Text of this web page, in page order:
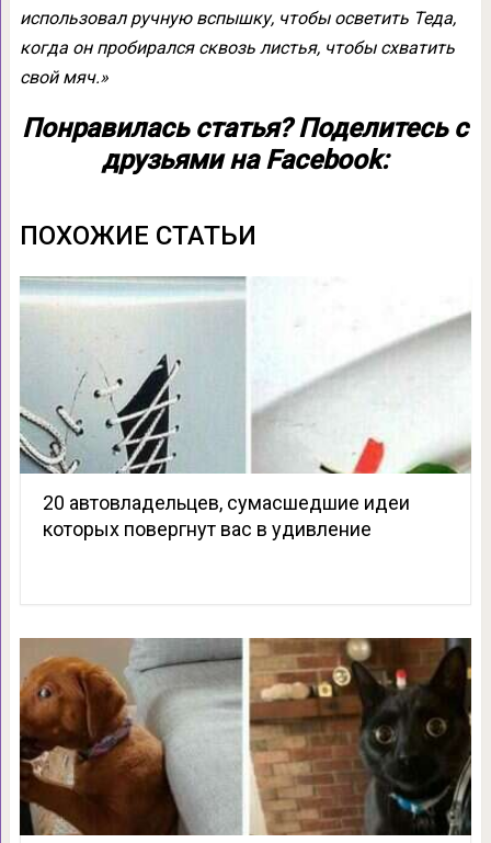
использовал ручную вспышку, чтобы осветить Теда,
когда он пробирался сквозь листья, чтобы схватить
свой мяч.»
Понравилась статья? Поделитесь с
друзьями на Facebook:
ПОХОЖИЕ СТАТЬИ
20 автовладельцев, сумасшедшие идеи
которых повергнут вас в удивление